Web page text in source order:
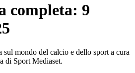
completa: 9
mondo del calcio e dello sport a cura
di Sport Mediaset.